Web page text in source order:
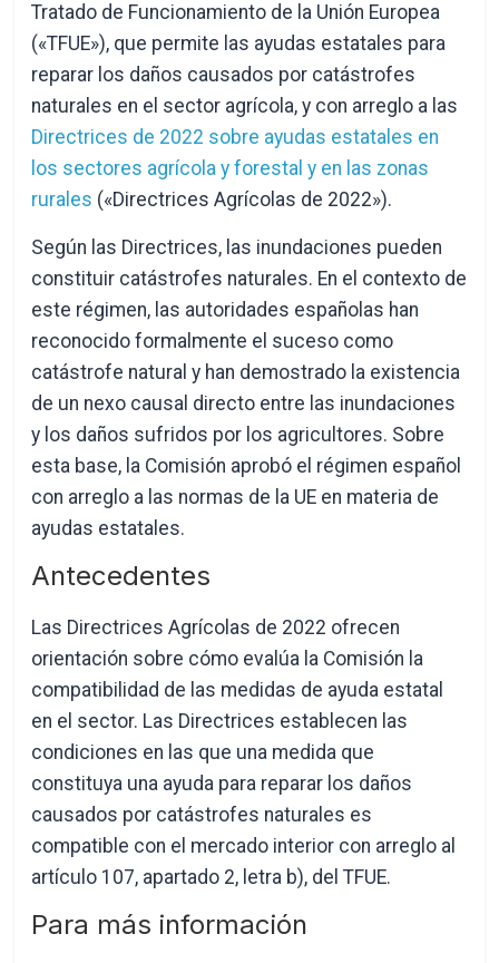
Tratado de Funcionamiento de la Unión Europea
(«TFUE»), que permite las ayudas estatales para
reparar los daños causados por catástrofes
naturales en el sector agrícola, y con arreglo a las
Directrices de 2022 sobre ayudas estatales en
los sectores agrícola y forestal y en las zonas
rurales («Directrices Agrícolas de 2022»).
Según las Directrices, las inundaciones pueden
constituir catástrofes naturales. En el contexto de
este régimen, las autoridades españolas han
reconocido formalmente el suceso como
catástrofe natural y han demostrado la existencia
de un nexo causal directo entre las inundaciones
y los daños sufridos por los agricultores. Sobre
esta base, la Comisión aprobó el régimen español
con arreglo a las normas de la UE en materia de
ayudas estatales.
Antecedentes
Las Directrices Agrícolas de 2022 ofrecen
orientación sobre cómo evalúa la Comisión la
compatibilidad de las medidas de ayuda estatal
en el sector. Las Directrices establecen las
condiciones en las que una medida que
constituya una ayuda para reparar los daños
causados por catástrofes naturales es
compatible con el mercado interior con arreglo al
artículo 107, apartado 2, letra b), del TFUE.
Para más información